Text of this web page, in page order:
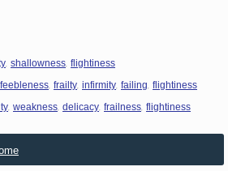
, shallowness, flightiness
feebleness, frailty, infirmity, failing, flightiness
, weakness, delicacy, frailness, flightiness